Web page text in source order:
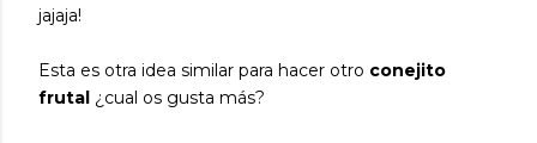
jajaja!
Esta es otra idea similar para hacer otro conejito
frutal ¿cual os gusta más?